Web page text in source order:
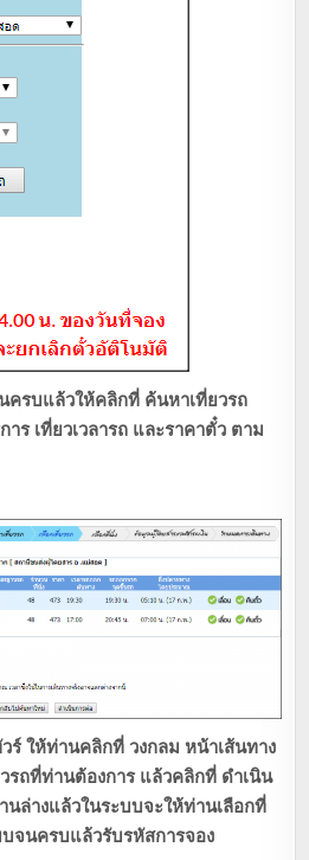
ครบแล้วให้คลิกที่ ค้นหาเที่ยวรถ
ร เที่ยวเวลารถ และราคาตั๋ว ตาม
ร์ให้ท่านคลิกที่ วงกลม หน้าเส้นทาง
รถที่ท่านต้องการ แล้วคลิกที่ ดำเนิน
นล่างแล้วในระบบจะให้ท่านเลือกที่
จนครบแล้วรับรหัสการจอง